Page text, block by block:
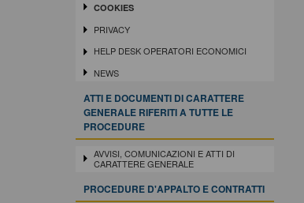
COOKIES
PRIVACY
HELP DESK OPERATORI ECONOMICI
NEWS
ATTI E DOCUMENTI DI CARATTERE
GENERALE RIFERITI A TUTTE LE
PROCEDURE
AVVISI, COMUNICAZIONI E ATTI DI
CARATTERE GENERALE
PROCEDURE D'APPALTO E CONTRATTI